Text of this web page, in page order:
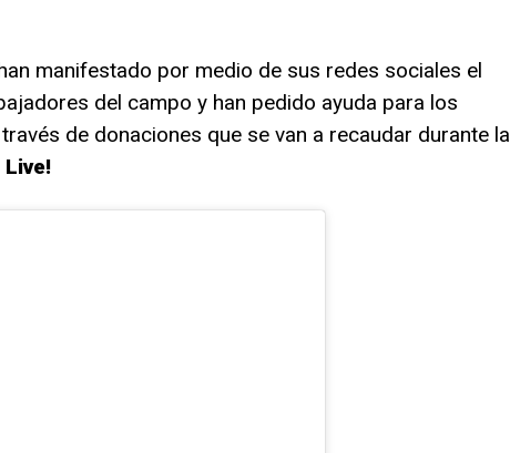
manifestado por medio de sus redes sociales el
del campo y han pedido ayuda para los
de donaciones que se van a recaudar durante la